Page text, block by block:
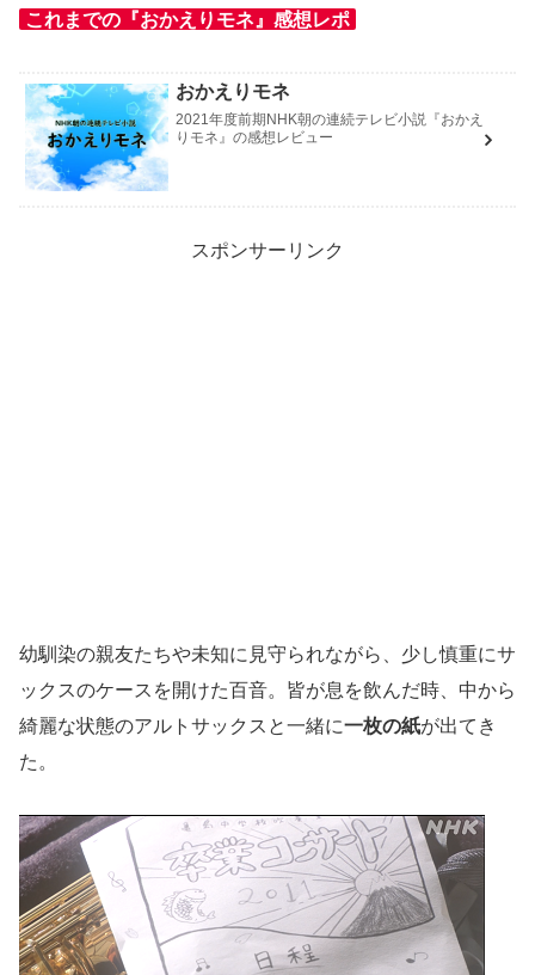
これまでの『おかえりモネ』感想レポ
おかえりモネ
2021年度前期NHK朝の連続テレビ小説『おかえ
りモネ』の感想レビュー
スポンサーリンク
幼馴染の親友たちや未知に見守られながら、少し慎重にサ
ックスのケースを開けた百音。皆が息を飲んだ時、中から
綺麗な状態のアルトサックスと一緒に一枚の紙が出てき
た。